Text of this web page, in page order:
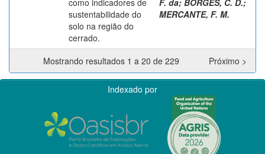
sustentabilidade do
solo na região do
cerrado.
MERCANTE, F. M.
Mostrando resultados 1 a 20 de 229 Próximo >
Indexado por